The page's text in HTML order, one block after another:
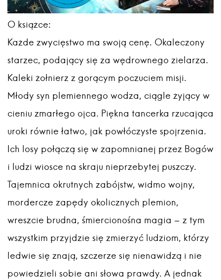
O książce:
Każde zwycięstwo ma swoją cenę. Okaleczony
starzec, podający się za wędrownego zielarza.
Kaleki żołnierz z gorącym poczuciem misji.
Młody syn plemiennego wodza, ciągle żyjący w
cieniu zmarłego ojca. Piękna tancerka rzucająca
uroki równie łatwo, jak powłóczyste spojrzenia.
Ich losy połączą się w zapomnianej przez Bogów
i ludzi wiosce na skraju nieprzebytej puszczy.
Tajemnica okrutnych zabójstw, widmo wojny,
mordercze zapędy okolicznych plemion,
wreszcie brudna, śmiercionośna magia – z tym
wszystkim przyjdzie się zmierzyć ludziom, którzy
ledwie się znają, szczerze się nienawidzą i nie
powiedzieli sobie ani słowa prawdy. A jednak